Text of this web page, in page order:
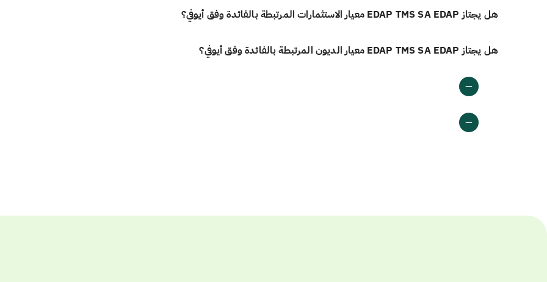
هل يجتاز EDAP TMS SA EDAP معيار الاستثمارات المرتبطة بالفائدة وفق أيوفي؟
هل يجتاز EDAP TMS SA EDAP معيار الديون المرتبطة بالفائدة وفق أيوفي؟